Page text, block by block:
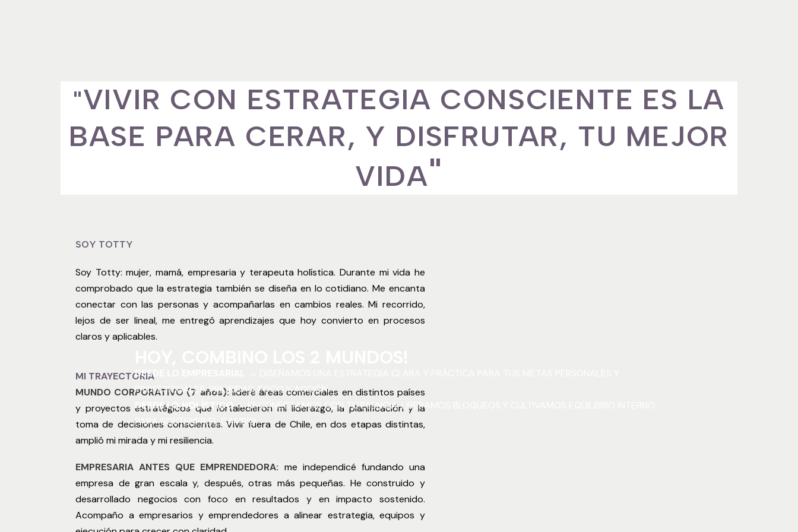
"VIVIR CON ESTRATEGIA CONSCIENTE ES LA
BASE PARA CERAR, Y DISFRUTAR, TU MEJOR
VIDA"
SOY TOTTY
Soy Totty: mujer, mamá, empresaria y terapeuta holística. Durante mi vida he
comprobado que la estrategia también se diseña en lo cotidiano. Me encanta
conectar con las personas y acompañarlas en cambios reales. Mi recorrido,
lejos de ser lineal, me entregó aprendizajes que hoy convierto en procesos
claros y aplicables.
MI TRAYECTORIA
MUNDO CORPORATIVO (7 años): lideré áreas comerciales en distintos países
y proyectos estratégicos que fortalecieron mi liderazgo, la planificación y la
toma de decisiones conscientes. Vivir fuera de Chile, en dos etapas distintas,
amplió mi mirada y mi resiliencia.
EMPRESARIA ANTES QUE EMPRENDEDORA: me independicé fundando una
empresa de gran escala y, después, otras más pequeñas. He construido y
desarrollado negocios con foco en resultados y en impacto sostenido.
Acompaño a empresarios y emprendedores a alinear estrategia, equipos y
DESDE LO EMPRESARIAL →
PROFESIONALES. PRIORIDAD, FOCO Y ACCIÓN.
DESDE LO HOLÍSTICO →RECONECTAMOS CON TU ESENCIA, LIBERAMOS BLOQUEOS Y CULTIVAMOS EQUILIBRIO INTERNO
PARA SOSTENER EL CAMBIO.